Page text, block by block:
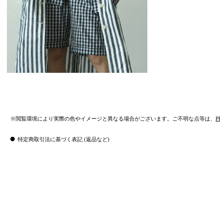
※閲覧環境により実際の色やイメージと異なる場合がございます。ご不明な点等は、
特定商取引法に基づく表記 (返品など)